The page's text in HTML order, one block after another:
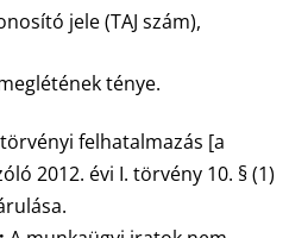
jele (TAJ szám),
ténye.
törvényi felhatalmazás [a
2012. évi I. törvény 10. § (1)